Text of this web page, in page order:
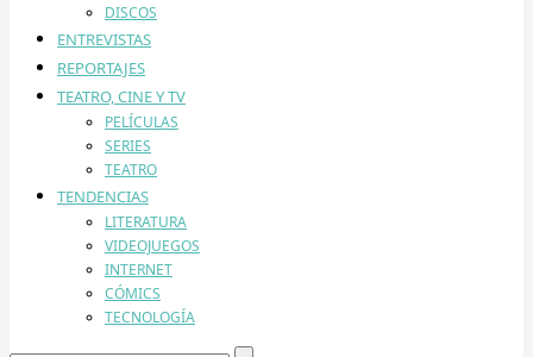
DISCOS
ENTREVISTAS
REPORTAJES
TEATRO, CINE Y TV
PELÍCULAS
SERIES
TEATRO
TENDENCIAS
LITERATURA
VIDEOJUEGOS
INTERNET
CÓMICS
TECNOLOGÍA